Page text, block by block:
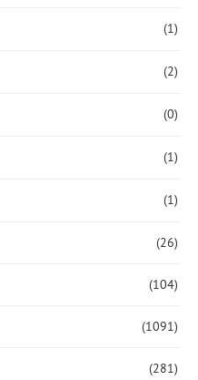
(1)
(2)
(0)
(1)
(1)
(26)
(104)
(1091)
(281)